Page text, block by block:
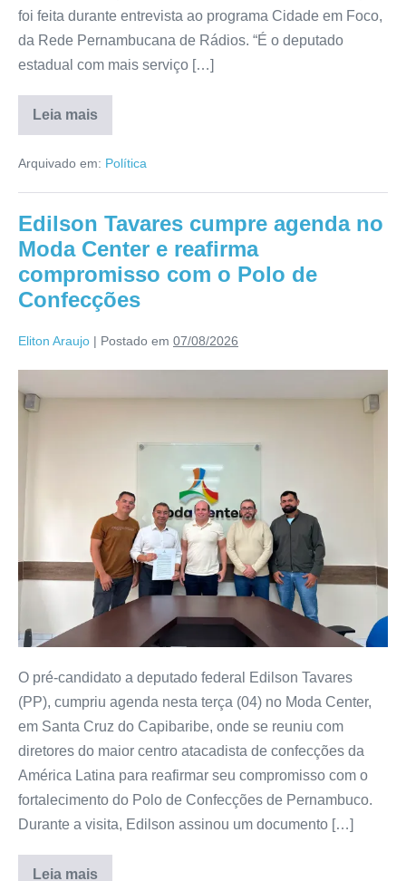
foi feita durante entrevista ao programa Cidade em Foco,
da Rede Pernambucana de Rádios. “É o deputado
estadual com mais serviço […]
Leia mais
Arquivado em: Política
Edilson Tavares cumpre agenda no
Moda Center e reafirma
compromisso com o Polo de
Confecções
Eliton Araujo | Postado em 07/08/2026
O pré-candidato a deputado federal Edilson Tavares
(PP), cumpriu agenda nesta terça (04) no Moda Center,
em Santa Cruz do Capibaribe, onde se reuniu com
diretores do maior centro atacadista de confecções da
América Latina para reafirmar seu compromisso com o
fortalecimento do Polo de Confecções de Pernambuco.
Durante a visita, Edilson assinou um documento […]
Leia mais